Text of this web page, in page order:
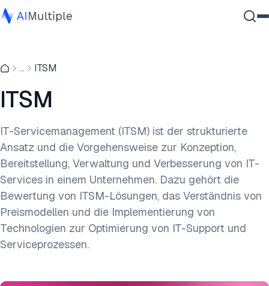
Cybersicherheit
Daten
Unternehmenssoftware
Kontaktieren
... ITSM
ITSM
IT-Servicemanagement (ITSM) ist der strukturierte
Ansatz und die Vorgehensweise zur Konzeption,
Bereitstellung, Verwaltung und Verbesserung von IT-
Services in einem Unternehmen. Dazu gehört die
Bewertung von ITSM-Lösungen, das Verständnis von
Preismodellen und die Implementierung von
Technologien zur Optimierung von IT-Support und
Serviceprozessen.